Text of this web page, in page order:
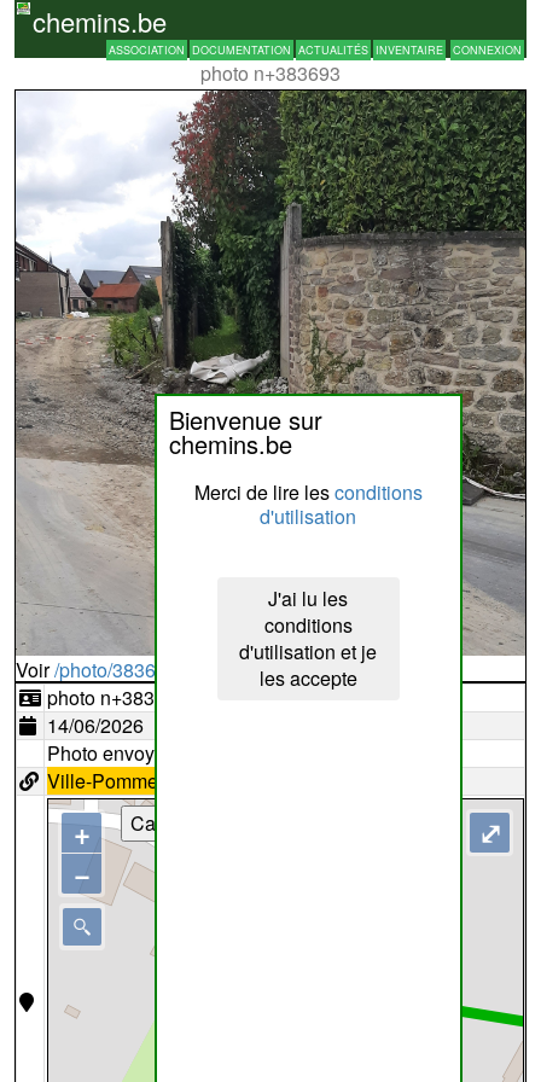
chemins.be
ASSOCIATION DOCUMENTATION ACTUALITÉS INVENTAIRE CONNEXION
photo n+383693
Bienvenue sur
chemins.be
Merci de lire lesconditions
d'utilisation
J'ai lu les
conditions
d'utilisation et je
les accepte
Voir/photo/383693?typ=d
photo n+383693
14/06/2026
Photo envoyée par
Ville-Pommeroeul
+
−
⤢
Cartes